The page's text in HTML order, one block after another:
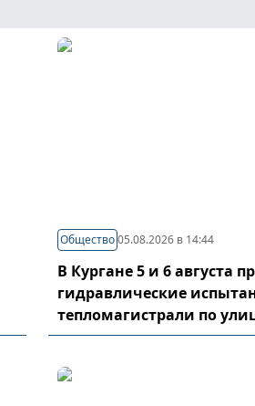
Общество 05.08.2026 в 14:44
В Кургане 5 и 6 августа
гидравлические
тепломагистрали по